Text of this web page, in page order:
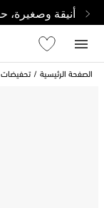
أنيقة وصغيرة،
الصفحة الرئيسية تحفيضات